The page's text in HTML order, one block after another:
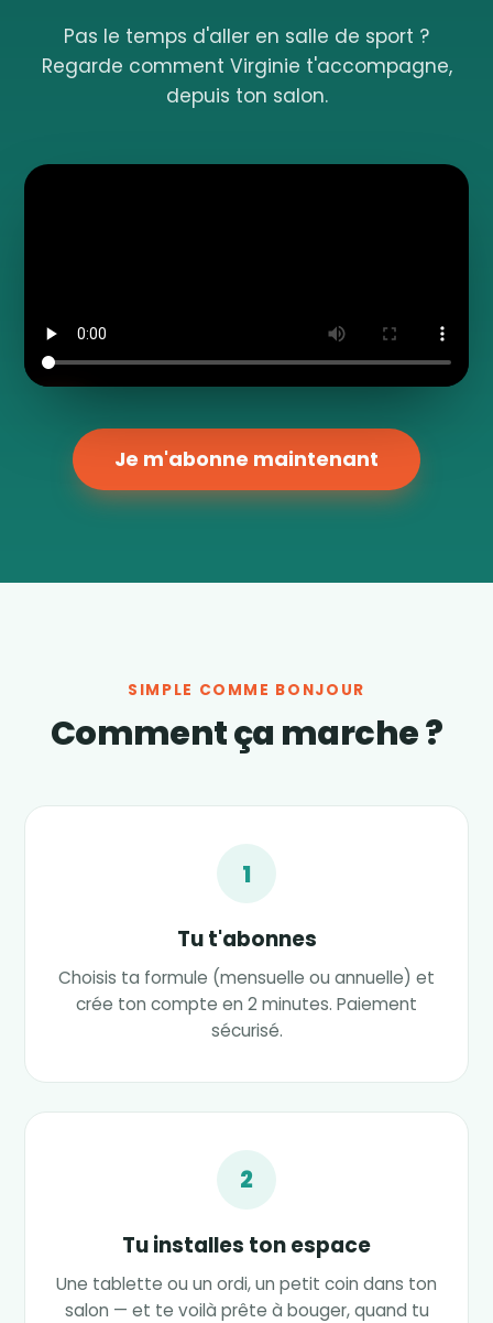
Pas le temps d'aller en salle de sport ?
Regarde comment Virginie t'accompagne,
depuis ton salon.
Je m'abonne maintenant
SIMPLE COMME BONJOUR
Comment ça marche ?
1
Tu t'abonnes
Choisis ta formule (mensuelle ou annuelle) et
crée ton compte en 2 minutes. Paiement
sécurisé.
2
Tu installes ton espace
Une tablette ou un ordi, un petit coin dans ton
salon — et te voilà prête à bouger, quand tu